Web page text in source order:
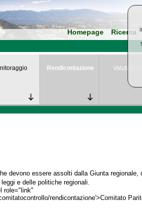
Homepage Ricerca
Rendicontazione Valutazione
devono essere assolti dalla Giunta
e delle politiche regionali.
role="link"
rendicontazione'>Comitato